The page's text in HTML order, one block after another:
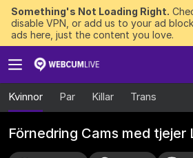
Something's Not Loading Right.
disable VPN, or add us to your ad
ads here, just the content you love.
Kvinnor Par Killar Trans
Förnedring Cams med tjejer